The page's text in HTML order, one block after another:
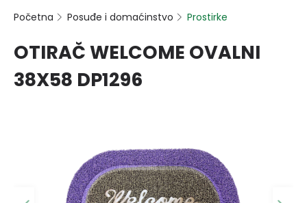
Početna Posuđe i domaćinstvo Prostirke
OTIRAČ WELCOME OVALNI
38X58 DP1296